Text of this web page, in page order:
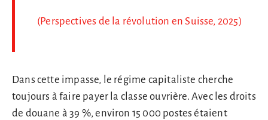
(Perspectives de la révolution en Suisse, 2025)
Dans cette impasse, le régime capitaliste cherche
toujours à faire payer la classe ouvrière. Avec les droits
de douane à 39 %, environ 15 000 postes étaient